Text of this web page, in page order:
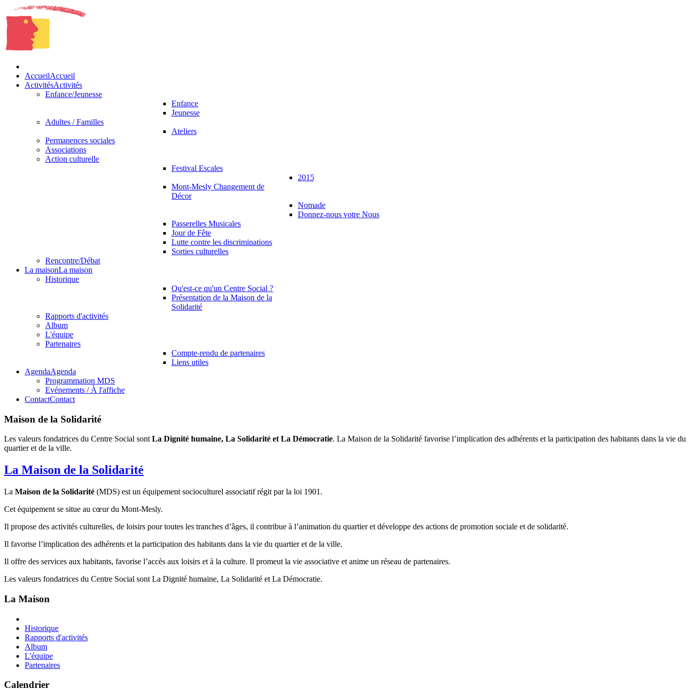
AccueilAccueil
ActivitésActivités
Enfance/Jeunesse
Enfance
Jeunesse
Adultes / Familles
Ateliers
Permanences sociales
Associations
Action culturelle
Festival Escales
2015
Mont-Mesly Changement de
Décor
Nomade
Donnez-nous votre Nous
Passerelles Musicales
Jour de Fête
Lutte contre les discriminations
Sorties culturelles
Rencontre/Débat
La maisonLa maison
Historique
Qu'est-ce qu'un Centre Social ?
Présentation de la Maison de la
Solidarité
Rapports d'activités
Album
L'équipe
Partenaires
Compte-rendu de partenaires
Liens utiles
AgendaAgenda
Programmation MDS
Evénements / À l'affiche
ContactContact
Maison de la Solidarité
Les valeurs fondatrices du Centre Social sontLa Dignité humaine, La Solidarité et La Démocratie. La Maison de la Solidarité favorise l’implication des adhérents et la participation des habitants dans la vie du
quartier et de la ville.
La Maison de la Solidarité
La Maison de la Solidarité (MDS) est un équipement socioculturel associatif régit par la loi 1901.
Cet équipement se situe au cœur du Mont-Mesly.
Il propose des activités culturelles, de loisirs pour toutes les tranches d’âges, il contribue à l’animation du quartier et développe des actions de promotion sociale et de solidarité.
Il favorise l’implication des adhérents et la participation des habitants dans la vie du quartier et de la ville.
Il offre des services aux habitants, favorise l’accès aux loisirs et à la culture. Il promeut la vie associative et anime un réseau de partenaires.
Les valeurs fondatrices du Centre Social sont La Dignité humaine, La Solidarité et La Démocratie.
La Maison
Historique
Rapports d'activités
Album
L'équipe
Partenaires
Calendrier